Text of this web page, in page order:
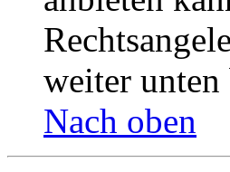
weiter unten
Nach oben